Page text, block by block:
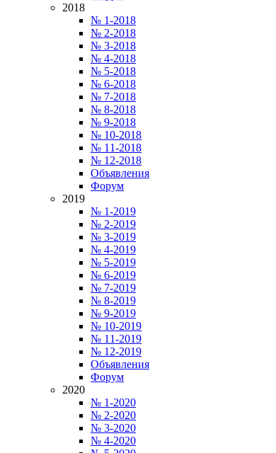
2018
№ 1-2018
№ 2-2018
№ 3-2018
№ 4-2018
№ 5-2018
№ 6-2018
№ 7-2018
№ 8-2018
№ 9-2018
№ 10-2018
№ 11-2018
№ 12-2018
Объявления
Форум
2019
№ 1-2019
№ 2-2019
№ 3-2019
№ 4-2019
№ 5-2019
№ 6-2019
№ 7-2019
№ 8-2019
№ 9-2019
№ 10-2019
№ 11-2019
№ 12-2019
Объявления
Форум
2020
№ 1-2020
№ 2-2020
№ 3-2020
№ 4-2020